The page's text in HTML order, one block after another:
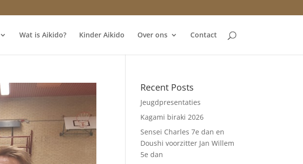
Wat is Aikido? Kinder Aikido Over ons Contact
Recent Posts
Jeugdpresentaties
Kagami biraki 2026
Sensei Charles 7e dan en
Doushi voorzitter Jan Willem
5e dan